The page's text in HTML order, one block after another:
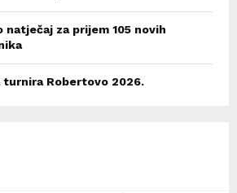
natječaj za prijem 105 novih
turnira Robertovo 2026.